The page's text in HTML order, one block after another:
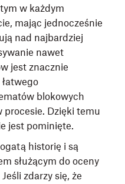
w każdym
mając jednocześnie
nad najbardziej
nawet
jest znacznie
blokowych
procesie. Dzięki temu
jest pominięte.
historię i są
służącym do oceny
zdarzy się, że